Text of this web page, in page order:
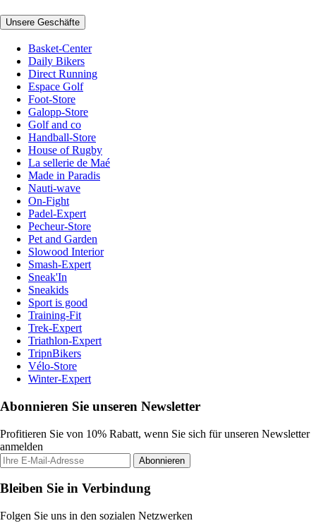
Unsere Geschäfte
Basket-Center
Daily Bikers
Direct Running
Espace Golf
Foot-Store
Galopp-Store
Golf and co
Handball-Store
House of Rugby
La sellerie de Maé
Made in Paradis
Nauti-wave
On-Fight
Padel-Expert
Pecheur-Store
Pet and Garden
Slowood Interior
Smash-Expert
Sneak'In
Sneakids
Sport is good
Training-Fit
Trek-Expert
Triathlon-Expert
TripnBikers
Vélo-Store
Winter-Expert
Abonnieren Sie unseren Newsletter
Profitieren Sie von 10% Rabatt, wenn Sie sich für unseren Newsletter
anmelden
Abonnieren
Bleiben Sie in Verbindung
Folgen Sie uns in den sozialen Netzwerken